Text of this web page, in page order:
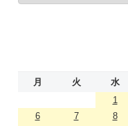
月 火 水
1
6
7 8